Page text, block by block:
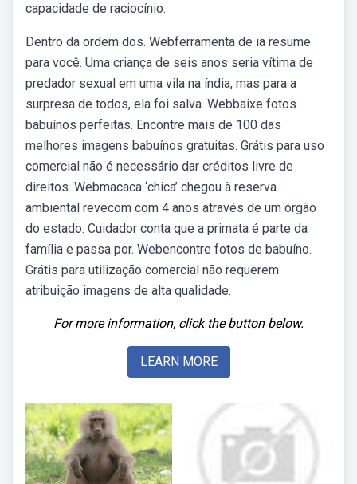
capacidade de raciocínio.
Dentro da ordem dos. Webferramenta de ia resume
para você. Uma criança de seis anos seria vítima de
predador sexual em uma vila na índia, mas para a
surpresa de todos, ela foi salva. Webbaixe fotos
babuínos perfeitas. Encontre mais de 100 das
melhores imagens babuínos gratuitas. Grátis para uso
comercial não é necessário dar créditos livre de
direitos. Webmacaca ‘chica’ chegou à reserva
ambiental revecom com 4 anos através de um órgão
do estado. Cuidador conta que a primata é parte da
família e passa por. Webencontre fotos de babuíno.
Grátis para utilização comercial não requerem
atribuição imagens de alta qualidade.
For more information, click the button below.
LEARN MORE